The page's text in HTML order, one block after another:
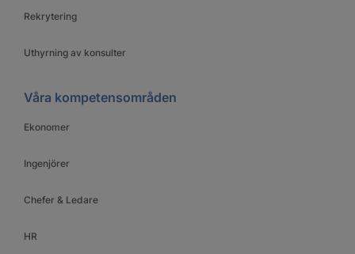
Rekrytering
Uthyrning av konsulter
Våra kompetensområden
Ekonomer
Ingenjörer
Chefer & Ledare
HR